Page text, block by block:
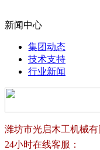
新闻中心
集团动态
技术支持
行业新闻
潍坊市光启木工机械有
24小时在线客服：